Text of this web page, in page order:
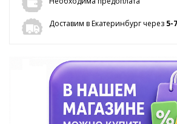
Доставим в Екатеринбург через 5-